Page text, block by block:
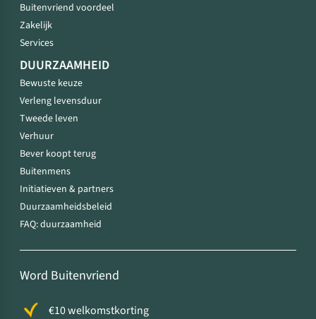
Buitenvriend voordeel
Zakelijk
Services
DUURZAAMHEID
Bewuste keuze
Verleng levensduur
Tweede leven
Verhuur
Bever koopt terug
Buitenmens
Initiatieven & partners
Duurzaamheidsbeleid
FAQ: duurzaamheid
Word Buitenvriend
€10 welkomstkorting